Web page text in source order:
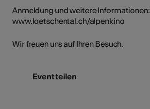
Anmeldung und weitere Informationen:
www.loetschental.ch/alpenkino
Wir freuen uns auf Ihren Besuch.
Event teilen